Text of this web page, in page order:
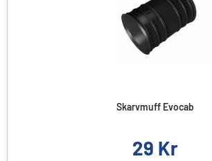
Skarvmuff Evocab
29 Kr